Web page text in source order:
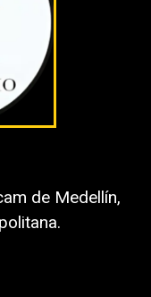
de Medellín,